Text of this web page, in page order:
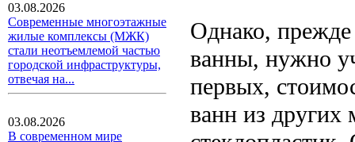
03.08.2026
Современные многоэтажные
жилые комплексы (МЖК)
стали неотъемлемой частью
городской инфраструктуры,
отвечая на...
03.08.2026
В современном мире
Однако,
ванны, нужно
первых,
ванн из других